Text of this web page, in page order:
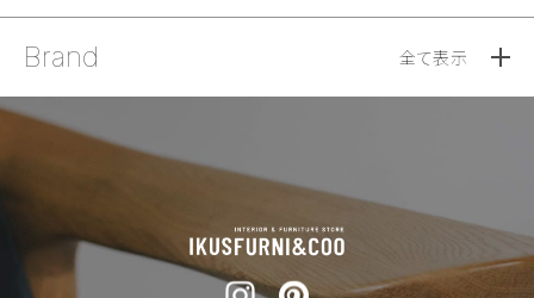
Brand 全て表示